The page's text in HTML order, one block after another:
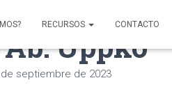
RECURSOS CONTACTO
Uppkö
de septiembre de 2023